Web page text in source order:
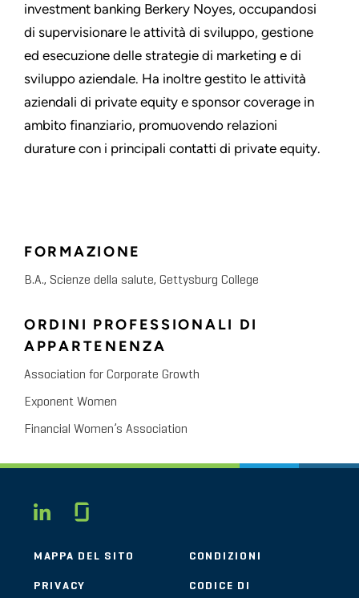
investment banking Berkery Noyes, occupandosi
di supervisionare le attività di sviluppo, gestione
ed esecuzione delle strategie di marketing e di
sviluppo aziendale. Ha inoltre gestito le attività
aziendali di private equity e sponsor coverage in
ambito finanziario, promuovendo relazioni
durature con i principali contatti di private equity.
FORMAZIONE
B.A., Scienze della salute, Gettysburg College
ORDINI PROFESSIONALI DI
APPARTENENZA
Association for Corporate Growth
Exponent Women
Financial Women’s Association
LINKEDIN
MAPPA DEL SITO CONDIZIONI
PRIVACY
CODICE DI